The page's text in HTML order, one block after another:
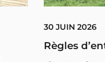
30 JUIN 2026
Règles